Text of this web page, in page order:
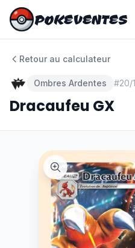
POKEVENTES
POKEVENTES
Retour au calculateur
Ombres Ardentes #20/
Dracaufeu GX